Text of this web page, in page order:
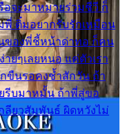
อจะมาหมายร่วมชีวี ก็
พี่ ติ๋มอยากรับรักเหมือน
ของพี่ชี้หน้าด่าทอ ก็คน
ยๆเลยหนอ แค่ตัวเรา
ขืนรอคงช้ำสักวัน ถ้า
รีบมาหมั้น ถ้าพี่สู่ขอ
ลียวสัมพันธ์ ผิดหวังไม่